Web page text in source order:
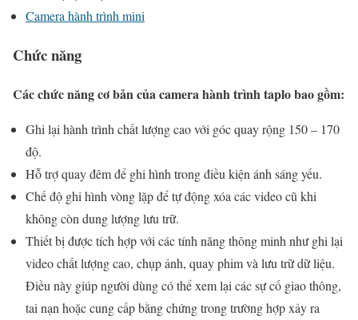
Camera hành trình mini
Chức năng
Các chức năng cơ bản của camera hành trình taplo bao gồm:
Ghi lại hành trình chất lượng cao với góc quay rộng 150 – 170
độ.
Hỗ trợ quay đêm để ghi hình trong điều kiện ánh sáng yếu.
Chế độ ghi hình vòng lặp để tự động xóa các video cũ khi
không còn dung lượng lưu trữ.
Thiết bị được tích hợp với các tính năng thông minh như ghi lại
video chất lượng cao, chụp ảnh, quay phim và lưu trữ dữ liệu.
Điều này giúp người dùng có thể xem lại các sự cố giao thông,
tai nạn hoặc cung cấp bằng chứng trong trường hợp xảy ra